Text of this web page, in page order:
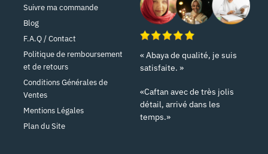
Suivre ma commande
Blog
F.A.Q / Contact
Politique de remboursement
et de retours
Conditions Générales de
Ventes
Mentions Légales
Plan du Site
« Abaya de qualité, je suis
satisfaite. »
«Caftan avec de très jolis
détail, arrivé dans les
temps.»